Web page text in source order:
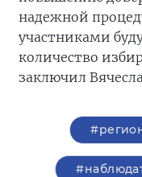
надежной
участниками
количество
заключил